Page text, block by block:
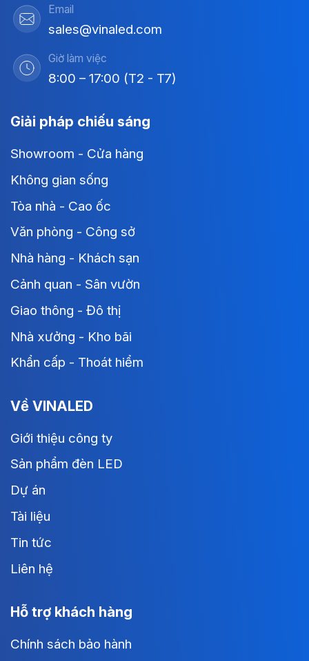
Email
sales@vinaled.com
Giờ làm việc
8:00 – 17:00 (T2 - T7)
Giải pháp chiếu sáng
Showroom - Cửa hàng
Không gian sống
Tòa nhà - Cao ốc
Văn phòng - Công sở
Nhà hàng - Khách sạn
Cảnh quan - Sân vườn
Giao thông - Đô thị
Nhà xưởng - Kho bãi
Khẩn cấp - Thoát hiểm
Về VINALED
Giới thiệu công ty
Sản phẩm đèn LED
Dự án
Tài liệu
Tin tức
Liên hệ
Hỗ trợ khách hàng
Chính sách bảo hành